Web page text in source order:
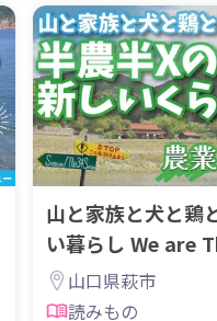
山と家族と犬と鶏
い暮らし We are
山口県萩市
読みもの